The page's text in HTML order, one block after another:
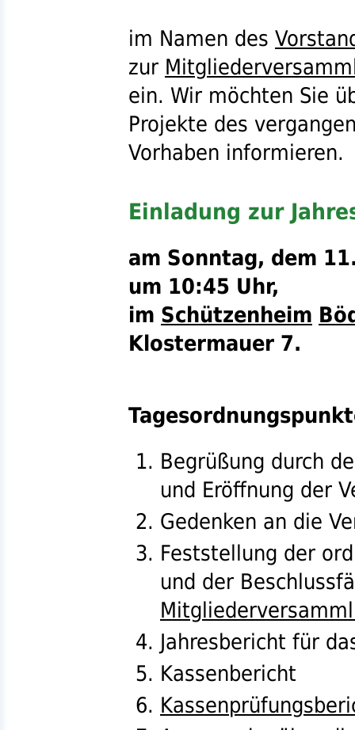
im Namen des
zur
ein. Wir möchten Sie
Projekte des
Vorhaben informieren.
Einladung zur
am Sonntag, dem
um 10:45 Uhr,
im Schützenheim
Klostermauer 7.
Begrüßung durch
und Eröffnung der
Gedenken an die
Feststellung der
und der
Jahresbericht für
Kassenbericht